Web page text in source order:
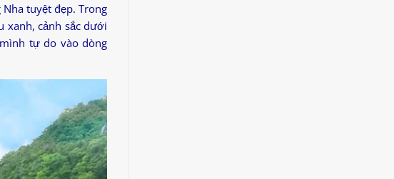
tuyệt đẹp. Trong
xanh, cảnh sắc dưới
tự do vào dòng